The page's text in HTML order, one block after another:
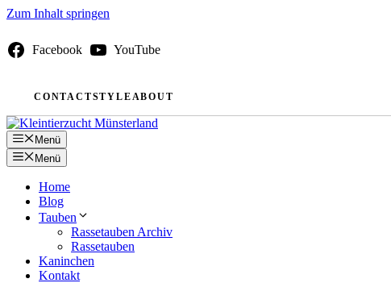
Zum Inhalt springen
Facebook YouTube
CONTACTSTYLEABOUT
Menü
Menü
Home
Blog
Tauben
Rassetauben Archiv
Rassetauben
Kaninchen
Kontakt